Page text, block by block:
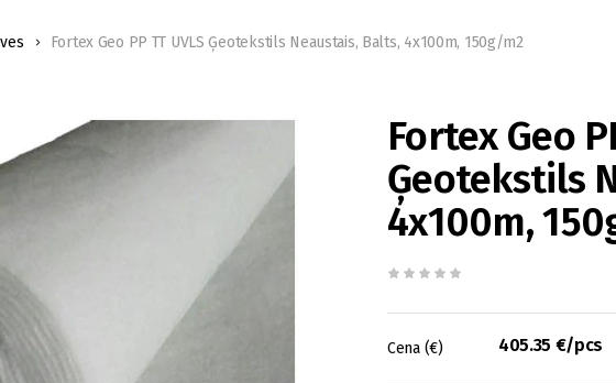
Fortex Geo PP TT UVLS Ģeotekstils Neaustais, Balts, 4x100m, 150g/m2
Fortex Geo
Ģeotekstils
4x100m,
Cena (€) 405.35 €/pcs